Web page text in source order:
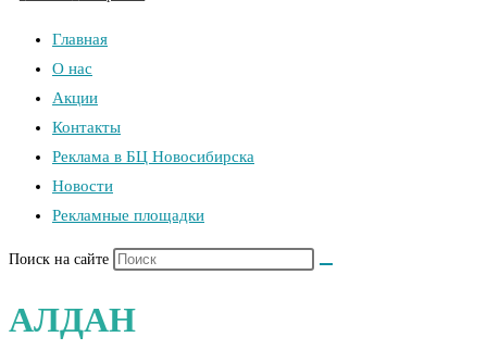
Главная
О нас
Акции
Контакты
Реклама в БЦ Новосибирска
Новости
Рекламные площадки
Поиск на сайте
АЛДАН